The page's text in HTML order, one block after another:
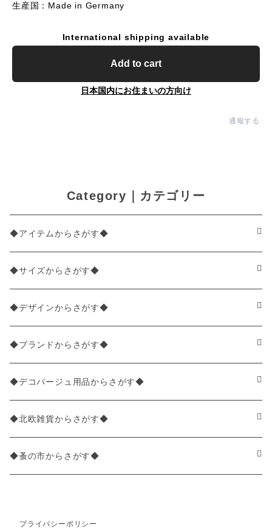
生産国：Made in Germany
International shipping available
Add to cart
日本国内にお住まいの方向け
通報する
Category｜カテゴリー
◆アイテムからさがす◆
ペーパーナプキン2枚バラ売り
ペーパーナプキン1枚バラ売り
ペーパーナプキン20枚入りパック
ペーパーナプキン10枚入りパック
ライスペーパー
ペーパーリネンナプキン
◆サイズからさがす◆
33×33cm（ランチサイズ）
バラ売り
パック売り
25×25cm（カクテルサイズ）
バラ売り
パック売り
40×40cm（ディナーサイズ）
バラ売り
パック売り
21×21cm（ポケットサイズ）
バラ売り
33cm（ラウンド）
◆デザインからさがす◆
花柄
植物・グリーン柄
動物・鳥・昆虫・蝶柄
海・魚柄
◆ブランドからさがす◆
ドイツ製 IHR/イア
ランチサイズ
カクテルサイズ
ドイツ製 Ambiente/アンビエンテ
ランチサイズ
ドイツ製 Paperproducts Design
カクテルサイズ
ランチサイズ
◆デコパージュ用品からさがす◆
デコパージュ液
デコパージュ下地
◆北欧雑貨からさがす◆
シリコンモールド
◆蚤の市からさがす◆
プライバシーポリシー